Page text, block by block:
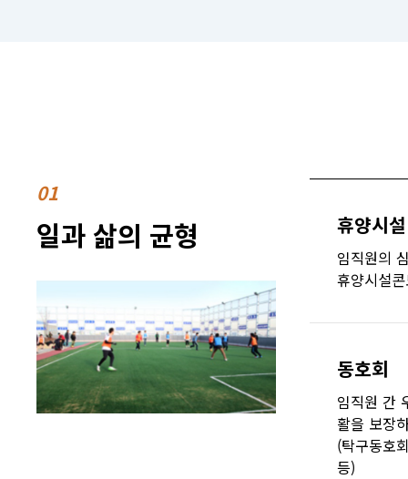
01
일과 삶의 균형 휴양시설
임직원의
휴양시설
동호회
임직원 간
활을 보장
(탁구동호
등)